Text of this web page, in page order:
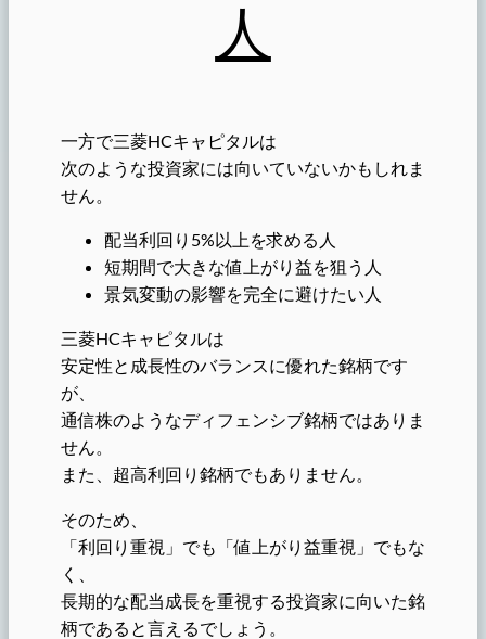
人
一方で三菱HCキャピタルは
次のような投資家には向いていないかもしれま
せん。
配当利回り5%以上を求める人
短期間で大きな値上がり益を狙う人
景気変動の影響を完全に避けたい人
三菱HCキャピタルは
安定性と成長性のバランスに優れた銘柄です
が、
通信株のようなディフェンシブ銘柄ではありま
せん。
また、超高利回り銘柄でもありません。
そのため、
「利回り重視」でも「値上がり益重視」でもな
く、
長期的な配当成長を重視する投資家に向いた銘
柄であると言えるでしょう。